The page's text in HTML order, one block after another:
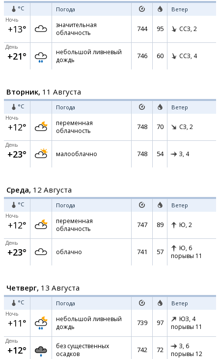
°C Погода Ветер
Ночь
+13°
значительная
облачность
744 95 ССЗ, 2
День
+21°
небольшой ливневый
дождь
746 60 ССЗ, 4
Вторник, 11 Августа
°C Погода Ветер
Ночь
+12°
переменная
облачность
748 70 СЗ, 2
День
+23° малооблачно 748 54 З, 4
Среда, 12 Августа
°C Погода Ветер
Ночь
+12°
переменная
облачность
747 89 Ю, 2
День
+23° облачно 741 57 Ю, 6
порывы 11
Четверг, 13 Августа
°C Погода Ветер
Ночь
+11°
небольшой ливневый
дождь
739 97 ЮЗ, 4
порывы 11
День
+12°
без существенных
осадков
742 72 З, 6
порывы 12